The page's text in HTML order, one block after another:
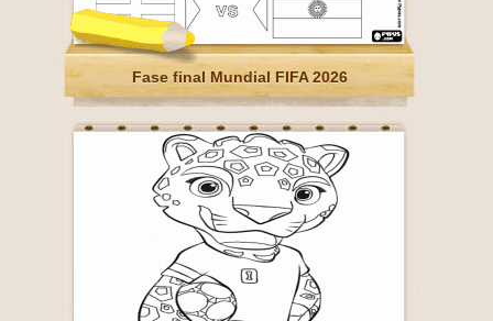
Fase final Mundial FIFA 2026